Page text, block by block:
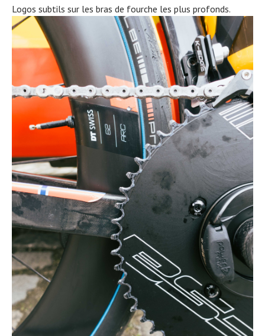
Logos subtils sur les bras de fourche les plus profonds.